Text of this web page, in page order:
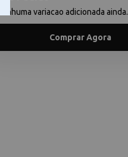
Nenhuma variacao adicionada ainda.
Comprar Agora